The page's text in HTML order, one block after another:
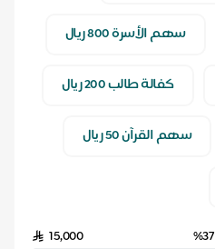
سهم الأسرة 800 ريال
كفالة طالب 200 ريال
سهم القرآن 50 ريال
%37
15,000